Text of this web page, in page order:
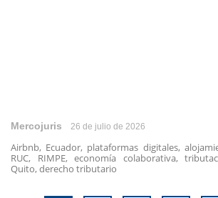
Mercojuris 26 de julio de 2026
Airbnb, Ecuador, plataformas digitales,
RUC, RIMPE, economía colaborativa,
Quito, derecho tributario